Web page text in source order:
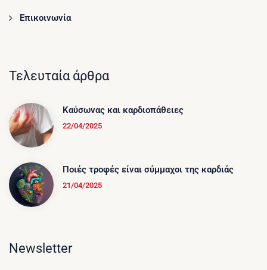
Επικοινωνία
Τελευταία άρθρα
Καύσωνας και καρδιοπάθειες
22/04/2025
Ποιές τροφές είναι σύμμαχοι της καρδιάς
21/04/2025
Newsletter